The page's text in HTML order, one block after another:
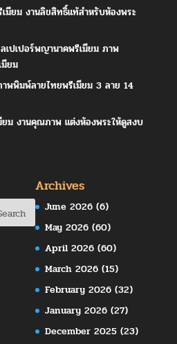
ยม งานลิขสิทธิ์แท้สำหรับห้องพระ
เปเปอร์พญานาคพรีเมียม ภาพ
ยม
าพพิมพ์ลายไทยพรีเมียม 3 ลาย 14
ยม งานคุณภาพ แต่งห้องพระให้ดูสงบ
Archives
June 2026 (6)
May 2026 (60)
April 2026 (60)
March 2026 (15)
February 2026 (32)
January 2026 (27)
December 2025 (23)